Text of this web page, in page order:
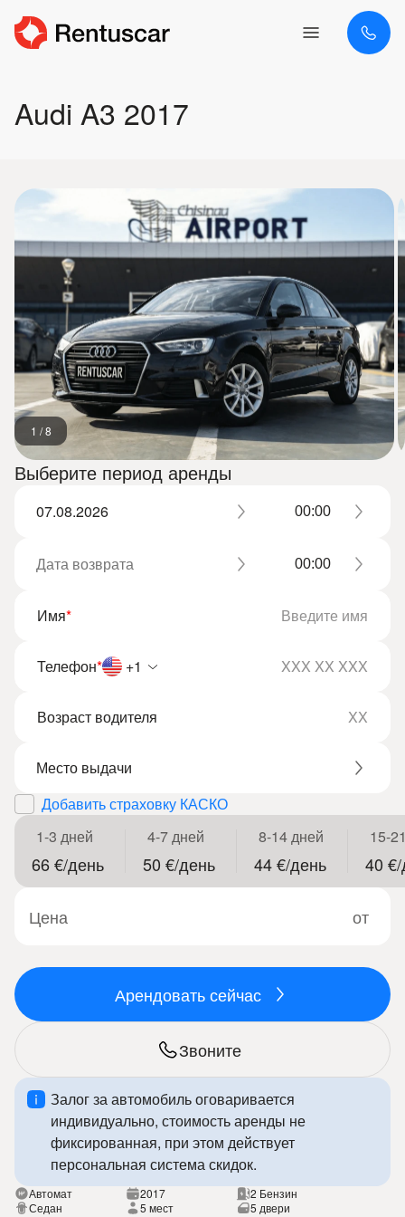
Audi A3 2017
Выберите период аренды
Имя*
Телефон* +1
Возраст водителя
Добавить страховку КАСКО
1-3 дней
66 €/день
4-7 дней
50 €/день
8-14 дней
44 €/день
15-
40
Цена от
Звоните
Арендовать сейчас
Залог за автомобиль оговаривается
индивидуально, стоимость аренды не
фиксированная, при этом действует
персональная система скидок.
Автомат 2017
2 Бензин
Седан
5 мест 5 двери
1 /8